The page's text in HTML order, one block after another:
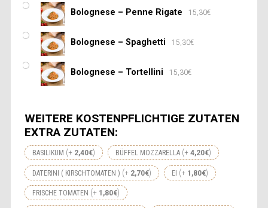
Bolognese – Penne Rigate 15,30€
Bolognese – Spaghetti 15,30€
Bolognese – Tortellini 15,30€
WEITERE KOSTENPFLICHTIGE ZUTATEN
EXTRA ZUTATEN:
BASILIKUM + 2,40€ BÜFFEL MOZZARELLA + 4,20€
DATERINI ( KIRSCHTOMATEN ) + 2,70€ EI + 1,80€
FRISCHE TOMATEN + 1,80€